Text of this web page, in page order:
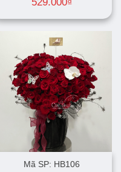
Mã SP: HB106